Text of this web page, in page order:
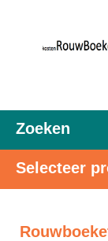
Zoeken
Selecteer